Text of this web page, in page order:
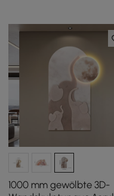
1000 mm gewölbte 3D-